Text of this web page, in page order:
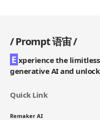
/Prompt 语宙/
E xperience the
generative AI and
Quick Link
Remaker AI